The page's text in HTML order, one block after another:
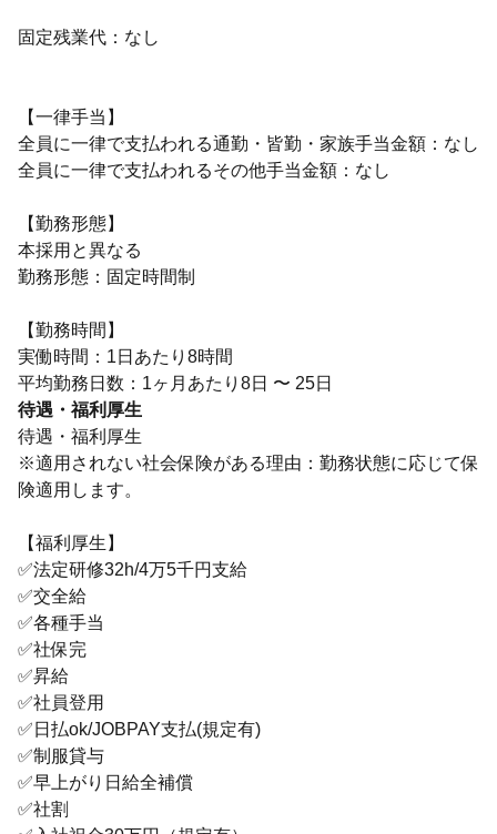
固定残業代：なし
【一律手当】
全員に一律で支払われる通勤・皆勤・家族手当金額：なし
全員に一律で支払われるその他手当金額：なし
【勤務形態】
本採用と異なる
勤務形態：固定時間制
【勤務時間】
実働時間：1日あたり8時間
待遇・福利厚生
待遇・福利厚生
※適用されない社会保険がある理由：勤務状態に応じて保
険適用します。
【福利厚生】
✅法定研修32h/4万5千円支給
✅交全給
✅各種手当
✅社保完
✅昇給
✅社員登用
✅日払ok/JOBPAY支払(規定有)
✅制服貸与
✅早上がり日給全補償
✅社割